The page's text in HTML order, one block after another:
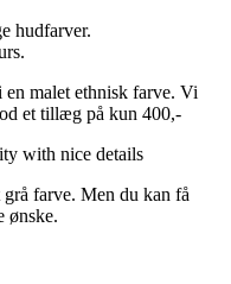
malet ethnisk farve. Vi
et tillæg på kun 400,-
farve. Men du kan få
ønske.